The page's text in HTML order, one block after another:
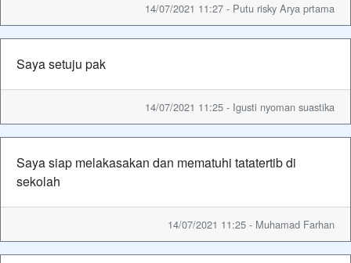
14/07/2021 11:27 - Putu risky Arya prtama
Saya setuju pak
14/07/2021 11:25 - Igusti nyoman suastika
Saya siap melakasakan dan mematuhi tatatertib di
sekolah
14/07/2021 11:25 - Muhamad Farhan